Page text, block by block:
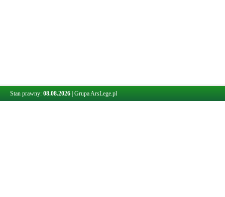
Stan prawny: 08.08.2026 Grupa ArsLege.pl